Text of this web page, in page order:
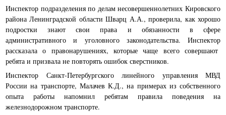
Инспектор подразделения по делам несовершеннолетних Кировского
района Ленинградской области Шварц А.А., проверила, как хорошо
подростки знают свои права и обязанности в сфере
административного и уголовного законодательства. Инспектор
рассказала о правонарушениях, которые чаще всего совершают
ребята и призвала не повторять ошибок сверстников.
Инспектор Санкт-Петербургского линейного управления МВД
России на транспорте, Малачев К.Д., на примерах из собственного
опыта работы напомнил ребятам правила поведения на
железнодорожном транспорте.